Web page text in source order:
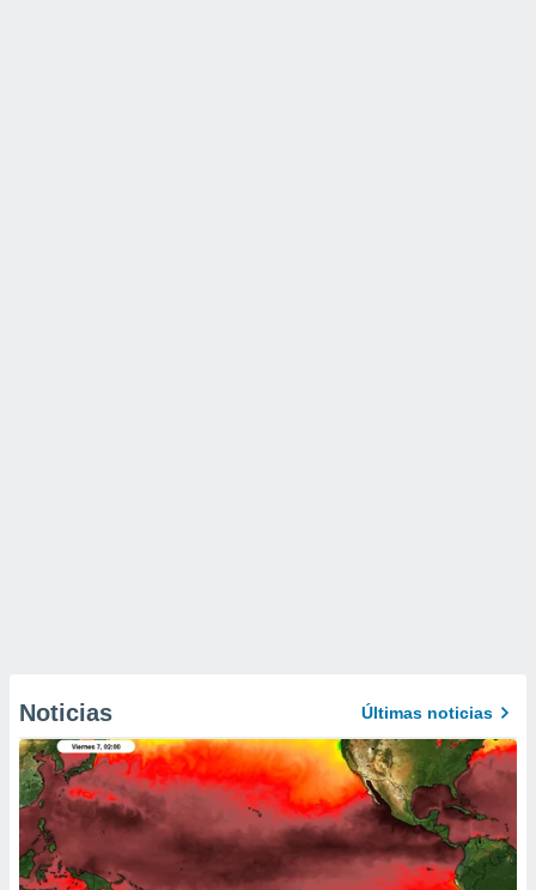
Noticias Últimas noticias